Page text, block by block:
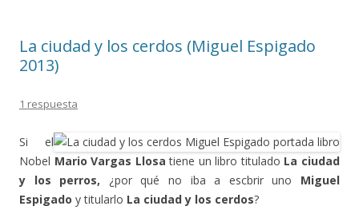
La ciudad y los cerdos (Miguel Espigado
2013)
1 respuesta
Si el
Nobel Mario Vargas Llosa tiene un libro titulado La ciudad
y los perros, ¿por qué no iba a escbrir uno Miguel
Espigado y titularlo La ciudad y los cerdos?